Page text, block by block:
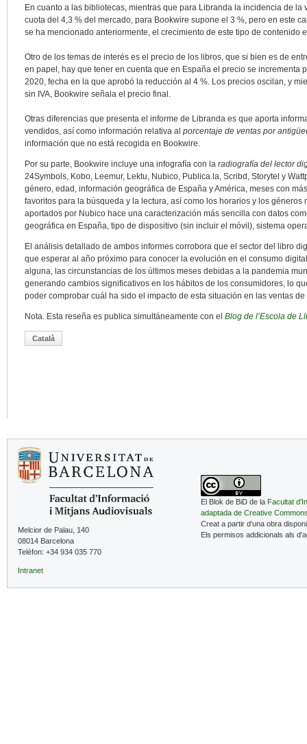
En cuanto a las bibliotecas, mientras que para Libranda la incidencia de
cuota del 4,3 % del mercado, para Bookwire supone el 3 %, pero en este
se ha mencionado anteriormente, el crecimiento de este tipo de contenido
Otro de los temas de interés es el precio de los libros, que si bien es de
en papel, hay que tener en cuenta que en España el precio se incrementa
2020, fecha en la que aprobó la reducción al 4 %. Los precios oscilan, y
sin IVA, Bookwire señala el precio final.
Otras diferencias que presenta el informe de Libranda es que aporta
vendidos, así como información relativa al porcentaje de ventas por
información que no está recogida en Bookwire.
Por su parte, Bookwire incluye una infografía con la radiografía del lector
24Symbols, Kobo, Leemur, Lektu, Nubico, Publica.la, Scribd, Storytel y
género, edad, información geográfica de España y América, meses con
favoritos para la búsqueda y la lectura, así como los horarios y los
aportados por Nubico hace una caracterización más sencilla con datos
geográfica en España, tipo de dispositivo (sin incluir el móvil), sistema
El análisis detallado de ambos informes corrobora que el sector del libro
que esperar al año próximo para conocer la evolución en el consumo
alguna, las circunstancias de los últimos meses debidas a la pandemia
generando cambios significativos en los hábitos de los consumidores, lo
poder comprobar cuál ha sido el impacto de esta situación en las ventas
Nota. Esta reseña es publica simultáneamente con el Blog de l’Escola de
Català
Melcior de Palau, 140
08014 Barcelona
Telèfon: +34 934 035 770
Intranet
El Blok de BiD de la Facultat
adaptada de Creative
Creat a partir d'una obra
Els permisos addicionals als